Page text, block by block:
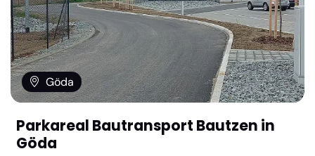
Göda
Parkareal Bautransport Bautzen in
Göda